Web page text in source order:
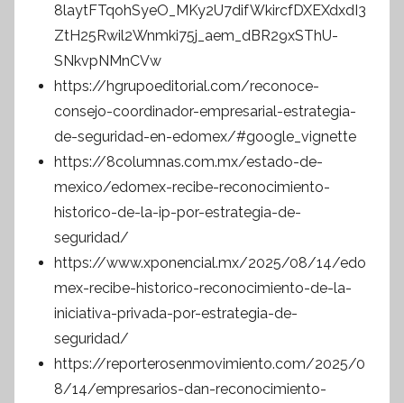
8laytFTqohSyeO_MKy2U7difWkircfDXEXdxdI3
ZtH25Rwil2Wnmki75j_aem_dBR29xSThU-
SNkvpNMnCVw
https://hgrupoeditorial.com/reconoce-
consejo-coordinador-empresarial-estrategia-
de-seguridad-en-edomex/#google_vignette
https://8columnas.com.mx/estado-de-
mexico/edomex-recibe-reconocimiento-
historico-de-la-ip-por-estrategia-de-
seguridad/
https://www.xponencial.mx/2025/08/14/edo
mex-recibe-historico-reconocimiento-de-la-
iniciativa-privada-por-estrategia-de-
seguridad/
https://reporterosenmovimiento.com/2025/0
8/14/empresarios-dan-reconocimiento-